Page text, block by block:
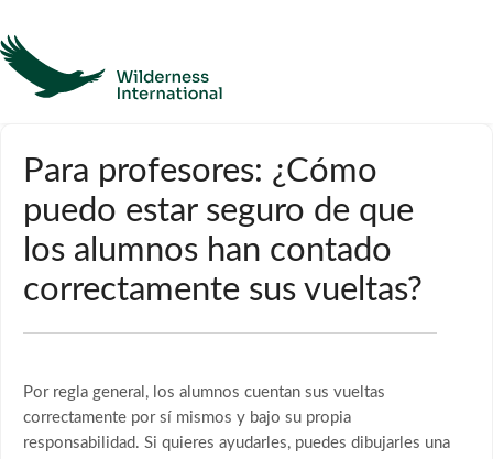
Página de inicio
Póngase en contacto con
Para profesores: ¿Cómo
puedo estar seguro de que
los alumnos han contado
correctamente sus vueltas?
Por regla general, los alumnos cuentan sus vueltas
correctamente por sí mismos y bajo su propia
responsabilidad. Si quieres ayudarles, puedes dibujarles una